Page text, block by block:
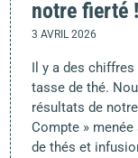
notre fierté !
3 AVRIL 2026
Il y a des
tasse de thé.
résultats de
Compte »
de thés et